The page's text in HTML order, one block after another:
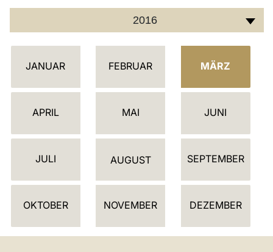
2016
K
L
D
R
JANUAR FEBRUAR MÄRZ
APRIL MAI JUNI
JULI AUGUST SEPTEMBER
OKTOBER NOVEMBER DEZEMBER